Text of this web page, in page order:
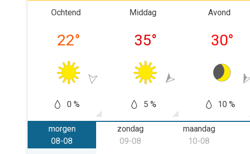
Ochtend
22°
0 %
Middag
35°
5 %
Avond
30°
10 %
morgen
zaterdag 08-08
08-08
zondag
zondag 09-08
09-08
maandag
maandag 10-08
10-08